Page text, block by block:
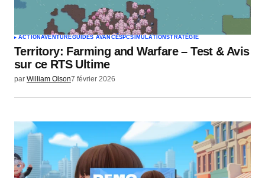
ACTIONAVENTUREGUIDES AVANCÉS PCSIMULATIONSTRATÉGIE
Territory: Farming and Warfare – Test & Avis
sur ce RTS Ultime
par William Olson7 février 2026